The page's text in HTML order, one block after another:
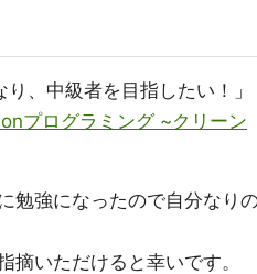
、中級者を目指したい！」
プログラミング ~クリーン
勉強になったので自分なり
いただけると幸いです。